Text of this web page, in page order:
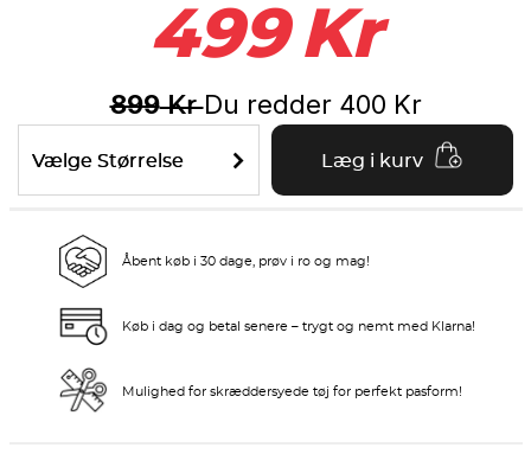
499 Kr
899KrDu redder 400 Kr
Vælge Størrelse Læg i kurv
Åbent køb i 30 dage, prøv i ro og mag!
Køb i dag og betal senere – trygt og nemt med Klarna!
Mulighed for skræddersyede tøj for perfekt pasform!